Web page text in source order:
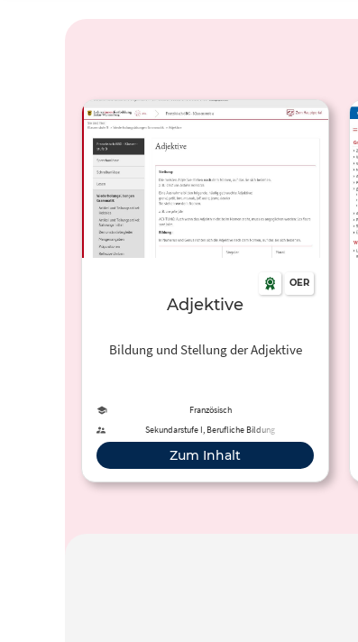
OER
Adjektive
Bildung und Stellung der Adjektive
Französisch
Sekundarstufe I, Berufliche Bildung
Zum Inhalt